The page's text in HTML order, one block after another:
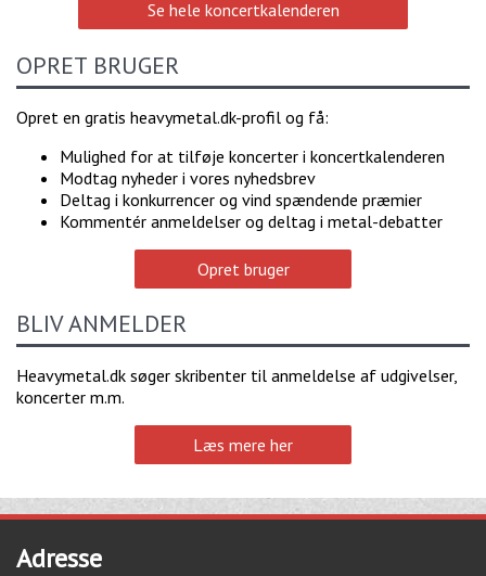
Se hele koncertkalenderen
OPRET BRUGER
Opret en gratis heavymetal.dk-profil og få:
Mulighed for at tilføje koncerter i koncertkalenderen
Modtag nyheder i vores nyhedsbrev
Deltag i konkurrencer og vind spændende præmier
Kommentér anmeldelser og deltag i metal-debatter
Opret bruger
BLIV ANMELDER
Heavymetal.dk søger skribenter til anmeldelse af udgivelser,
koncerter m.m.
Læs mere her
Adresse